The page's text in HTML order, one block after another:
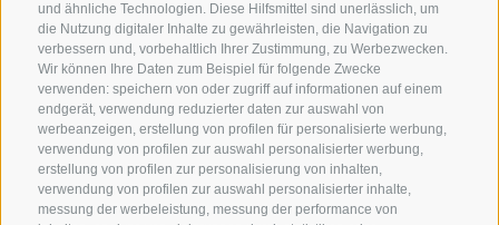
und ähnliche Technologien. Diese Hilfsmittel sind unerlässlich, um
die Nutzung digitaler Inhalte zu gewährleisten, die Navigation zu
verbessern und, vorbehaltlich Ihrer Zustimmung, zu Werbezwecken.
Wir können Ihre Daten zum Beispiel für folgende Zwecke
verwenden: speichern von oder zugriff auf informationen auf einem
endgerät, verwendung reduzierter daten zur auswahl von
werbeanzeigen, erstellung von profilen für personalisierte werbung,
verwendung von profilen zur auswahl personalisierter werbung,
erstellung von profilen zur personalisierung von inhalten,
verwendung von profilen zur auswahl personalisierter inhalte,
messung der werbeleistung, messung der performance von